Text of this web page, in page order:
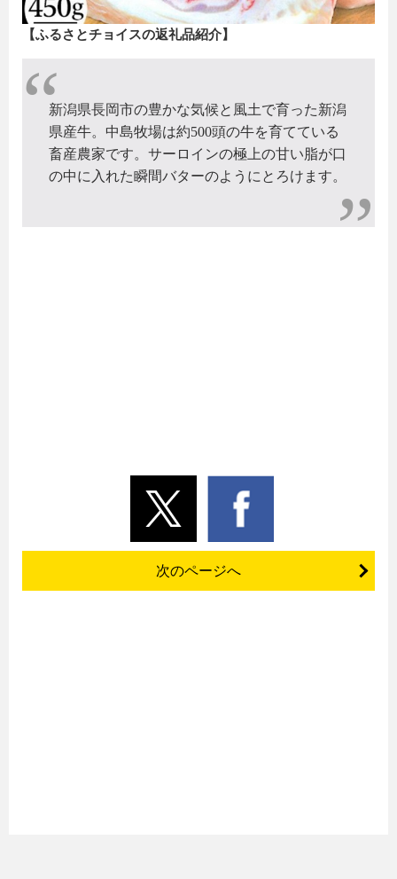
【ふるさとチョイスの返礼品紹介】
新潟県長岡市の豊かな気候と風土で育った新潟
県産牛。中島牧場は約500頭の牛を育てている
畜産農家です。サーロインの極上の甘い脂が口
の中に入れた瞬間バターのようにとろけます。
次のページへ